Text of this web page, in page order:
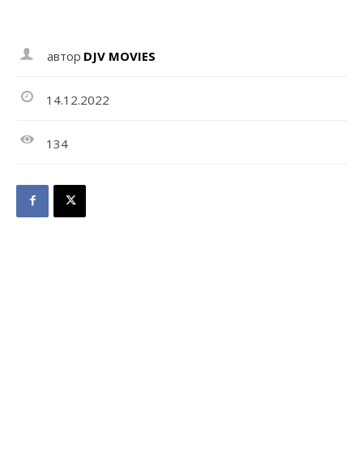
автор DJV MOVIES
14.12.2022
134